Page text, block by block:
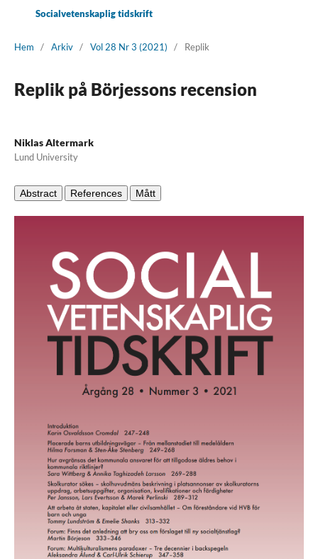
Socialvetenskaplig tidskrift
Hem / Arkiv / Vol 28 Nr 3 (2021) / Replik
Replik på Börjessons recension
Niklas Altermark
Lund University
Abstract References Mått